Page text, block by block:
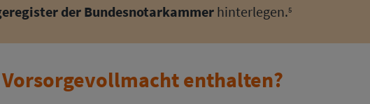
der Bundesnotarkammer hinterlegen.5
enthalten?